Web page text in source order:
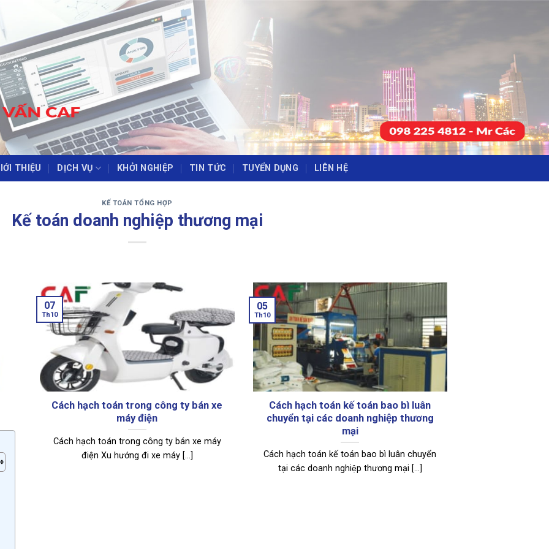
‹ ›
-
THIỆU DỊCH VỤ KHỞI NGHIỆP TIN TỨC TUYỂN DỤNG LIÊN HỆ
KẾ TOÁN TỔNG HỢP
Kế toán doanh nghiệp thương mại
Cách hạch toán trong công ty bán xe
máy điện
Cách hạch toán trong công ty bán xe máy
điện Xu hướng đi xe máy [...]
07
Th10
Cách hạch toán kế toán bao bì luân
chuyển tại các doanh nghiệp thương
mại
Cách hạch toán kế toán bao bì luân chuyển
tại các doanh nghiệp thương mại [...]
05
Th10